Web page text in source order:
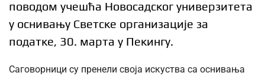
поводом учешћа Новосадског универзитета
у оснивању Светске организације за
податке, 30. марта у Пекингу.
Саговорници су пренели своја искуства са оснивања